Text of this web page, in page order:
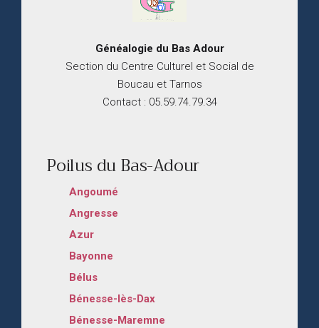
Généalogie du BasAdour
Section du Centre Culturel et Social de
Boucau et Tarnos
Contact : 05.59.74.79.34
Poilus du Bas-Adour
Angoumé
Angresse
Azur
Bayonne
Bélus
Bénesse-lès-Dax
Bénesse-Maremne